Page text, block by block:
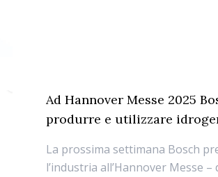
Ad Hannover Messe 2025
produrre e utilizzare
La prossima settimana Bosch
l’industria all’Hannover Messe –